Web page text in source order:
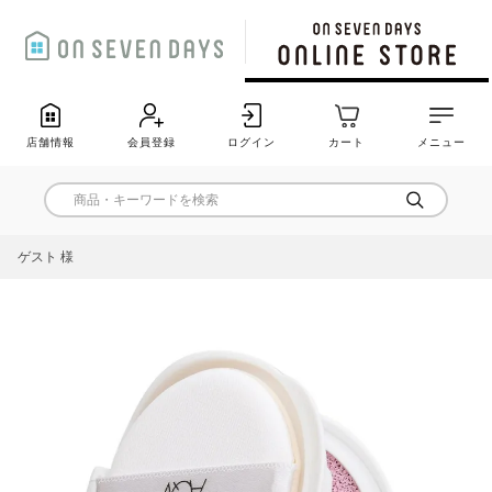
店舗情報 会員登録 ログイン カート メニュー
ゲスト 様